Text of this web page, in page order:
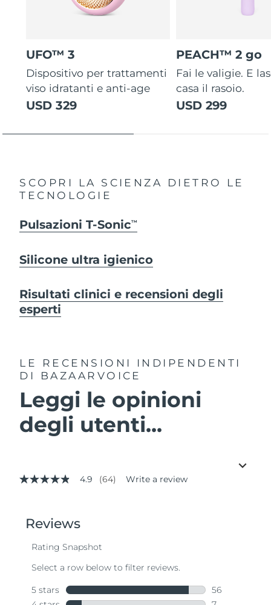
UFO™ 3
Dispositivo per trattamenti
viso idratanti e anti-age
USD 329
PEACH™ 2 go
Fai le valigie. E
casa il rasoio.
USD 299
SCOPRI LA SCIENZA DIETRO LE
TECNOLOGIE
Pulsazioni T-SonicTM
Silicone ultra igienico
Risultati clinici e recensioni degli
esperti
LE RECENSIONI INDIPENDENTI
DI BAZAARVOICE
Leggi le opinioni
degli utenti...
4.9
stars,
average
value.
Same
page
4.9 (64) Write a review